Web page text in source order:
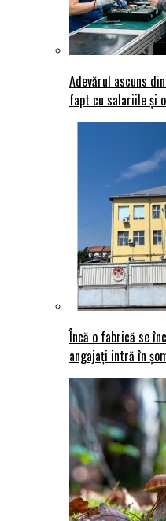
Adevărul ascuns
fapt cu salariile și
Încă o fabrică se
angajați intră în